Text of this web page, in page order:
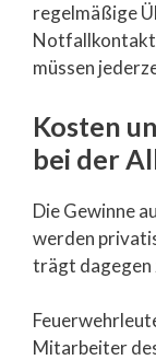
regelmäßige
müssen
Kosten
bei der
Die Gewinne
werden
trägt dagegen
Mitarbeiter